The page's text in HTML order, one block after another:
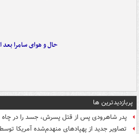
حال و هوای سامرا بعد
پربازدیدترین ها
پدر شاهرودی پس از قتل پسرش، جسد را در
تصاویر جدید از پهپادهای منهدم‌شده آمریکا